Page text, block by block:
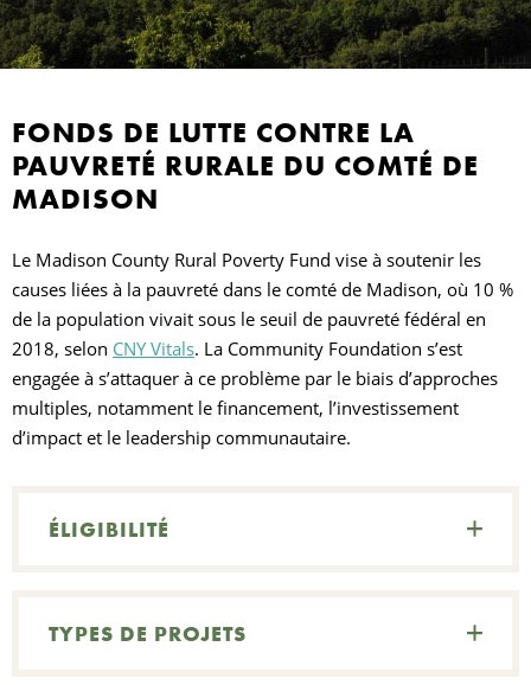
FONDS DE LUTTE CONTRE LA
PAUVRETÉ RURALE DU COMTÉ DE
MADISON
Le Madison County Rural Poverty Fund vise à soutenir les
causes liées à la pauvreté dans le comté de Madison, où 10 %
de la population vivait sous le seuil de pauvreté fédéral en
2018, selon CNY Vitals. La Community Foundation s’est
engagée à s’attaquer à ce problème par le biais d’approches
multiples, notamment le financement, l’investissement
d’impact et le leadership communautaire.
ÉLIGIBILITÉ
TYPES DE PROJETS